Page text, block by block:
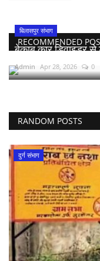
RECOMMENDED
बिलासपुर संभाग
बेकाबू कार डिवाइडर
Admin Apr 28, 2026 0
RANDOM POSTS
राष्ट्रीय